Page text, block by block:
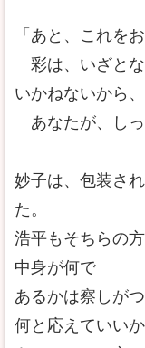
「あと、これを
彩は、いざと
いかねないから、
あなたが、しっ
妙子は、包装さ
た。
浩平もそちらの
中身が何で
あるかは察しがつ
何と応えていい